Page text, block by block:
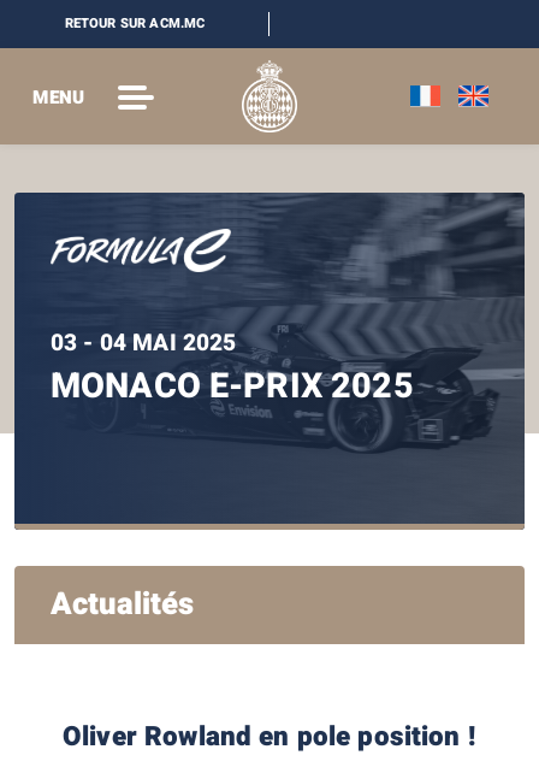
RETOUR SUR ACM.MC
MENU
03 - 04 MAI 2025
MONACO E-PRIX 2025
Actualités
Oliver Rowland en pole position !